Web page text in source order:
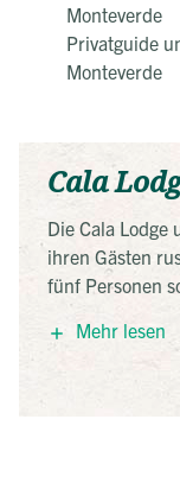
Monteverde
Privatguide
Monteverde
Cala
Die Cala
ihren Gästen
fünf Personen
durch das
Mehr lesen